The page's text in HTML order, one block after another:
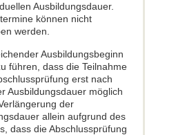
Ausbildungsdauer.
können nicht
werden.
Ausbildungsbeginn
führen, dass die Teilnahme
erst nach
Ausbildungsdauer möglich
der
allein aufgrund des
dass die Abschlussprüfung